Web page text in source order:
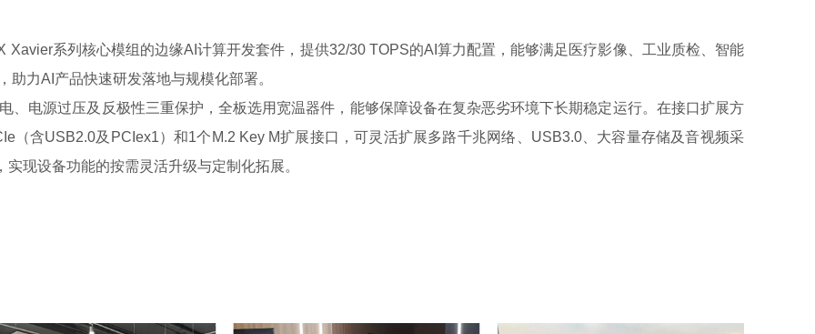
系列核心模组的边缘AI计算开发套件，提供32/30 TOPS的AI算力配置，能够满足医疗影像、工业质检、智能
力AI产品快速研发落地与规模化部署。
、电源过压及反极性三重保护，全板选用宽温器件，能够保障设备在复杂恶劣环境下长期稳定运行。在接口扩展方
（含USB2.0及PCIex1）和1个M.2 Key M扩展接口，可灵活扩展多路千兆网络、USB3.0、大容量存储及音视频采
现设备功能的按需灵活升级与定制化拓展。